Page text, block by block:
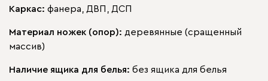
Каркас: фанера, ДВП, ДСП
Материал ножек (опор): деревянные (сращенный
массив)
Наличие ящика для белья: без ящика для белья